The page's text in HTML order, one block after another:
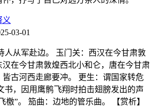
义
03-01
人从军赴边。 玉门关：西汉在今甘肃敦
在今甘肃敦煌西北小和仑，唐在今甘肃
古河西走廊要冲。 更生：谓国家转危
书，因用鹰鹘飞翔时拍击翅膀发出的声
檄”。 笳曲：边地的管乐曲。 【赏析】